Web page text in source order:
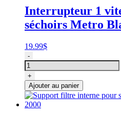
3
V
Interrupteur 1
séchoirs Metro
19.99$
quantité
de
Interrupteur
1
vitesse
pour
les
-
+
Ajouter au panier